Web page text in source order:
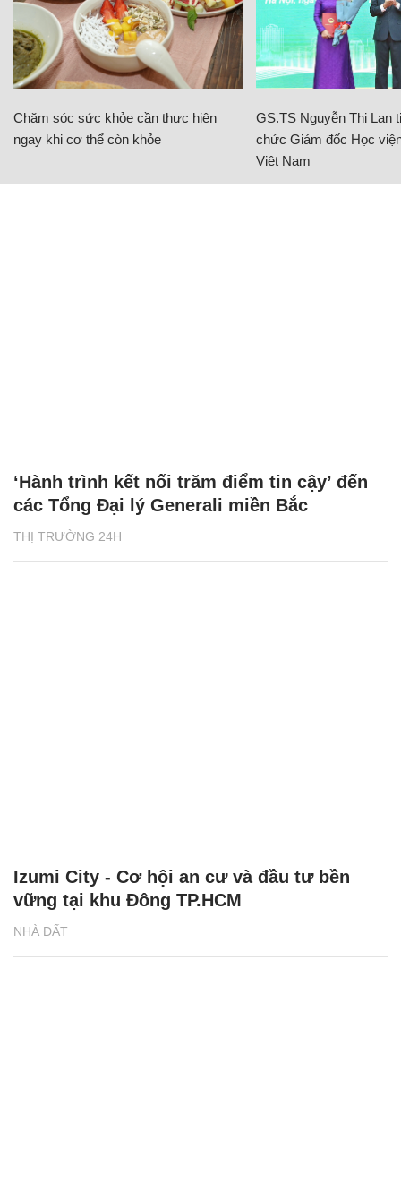
Chăm sóc sức khỏe cần thực hiện
ngay khi cơ thể còn khỏe
GS.TS Nguyễn Thị Lan
chức Giám đốc Học
Việt Nam
THỊ TRƯỜNG 24H
‘Hành trình kết nối trăm điểm tin cậy’ đến
các Tổng Đại lý Generali miền Bắc
NHÀ ĐẤT
Izumi City - Cơ hội an cư và đầu tư bền
vững tại khu Đông TP.HCM